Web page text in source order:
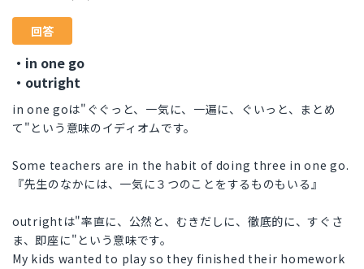
回答
・in one go
・outright
in one goは"ぐぐっと、一気に、一遍に、ぐいっと、まとめ
て"という意味のイディオムです。
Some teachers are in the habit of doing three in one go.
『先生のなかには、一気に３つのことをするものもいる』
outrightは"率直に、公然と、むきだしに、徹底的に、すぐさ
ま、即座に"という意味です。
My kids wanted to play so they finished their homework